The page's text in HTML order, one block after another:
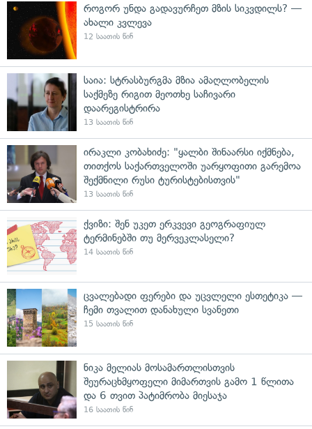
როგორ უნდა გადავურჩეთ მზის სიკვდილს? —
ახალი კვლევა
12 საათის წინ
საია: სტრასბურგმა მზია ამაღლობელის
საქმეზე რიგით მეოთხე საჩივარი
დაარეგისტრირა
13 საათის წინ
ირაკლი კობახიძე: "ყალბი შინაარსი იქმნება,
თითქოს საქართველოში უარყოფითი გარემოა
შექმნილი რუსი ტურისტებისთვის"
13 საათის წინ
ქვიზი: შენ უკეთ ერკვევი გეოგრაფიულ
ტერმინებში თუ მერვეკლასელი?
14 საათის წინ
ცვალებადი ფერები და უცვლელი ესთეტიკა —
ჩემი თვალით დანახული სვანეთი
15 საათის წინ
ნიკა მელიას მოსამართლისთვის
შეურაცხმყოფელი მიმართვის გამო 1 წლითა
და 6 თვით პატიმრობა მიესაჯა
16 საათის წინ